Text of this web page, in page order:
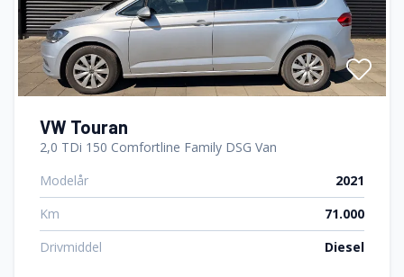
VW Touran
2,0 TDi 150 Comfortline Family DSG Van
Modelår
2021
Km
71.000
Drivmiddel
Diesel